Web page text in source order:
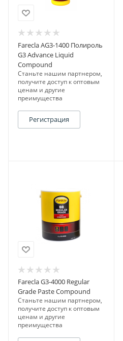
Farecla AG3-1400 Полироль
G3 Advance Liquid
Compound
Станьте нашим партнером,
получите доступ к оптовым
ценам и другие
преимущества
Регистрация
Farecla G3-4000 Regular
Grade Paste Compound
Станьте нашим партнером,
получите доступ к оптовым
ценам и другие
преимущества